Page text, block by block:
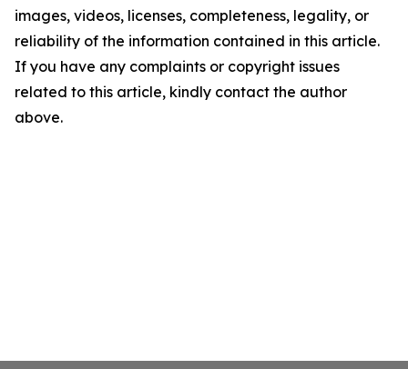
images, videos, licenses, completeness, legality, or
reliability of the information contained in this article.
If you have any complaints or copyright issues
related to this article, kindly contact the author
above.